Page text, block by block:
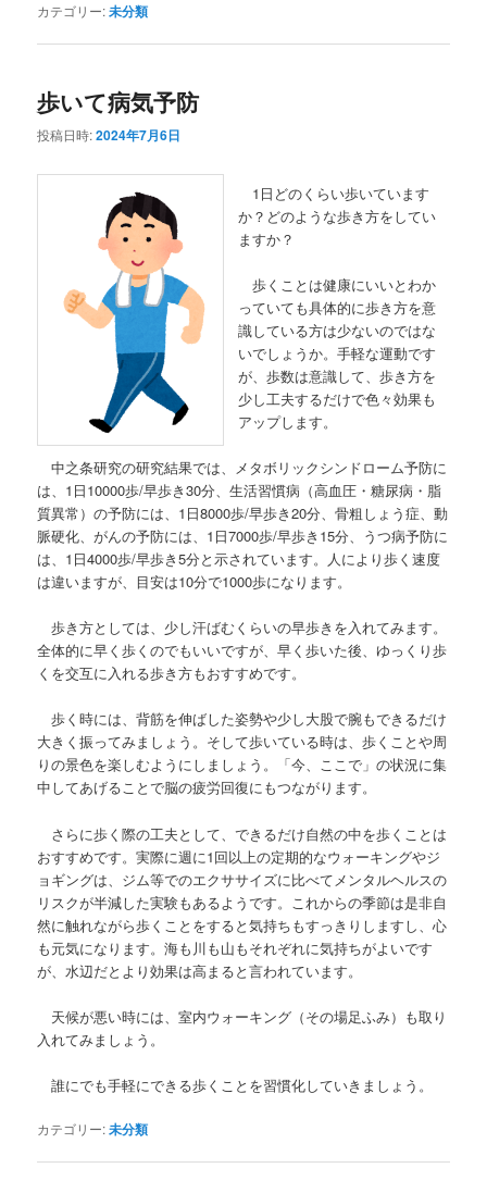
カテゴリー:未分類
歩いて病気予防
投稿日時:2024年7月6日
1日どのくらい歩いています
か？どのような歩き方をしてい
ますか？
歩くことは健康にいいとわか
っていても具体的に歩き方を意
識している方は少ないのではな
いでしょうか。手軽な運動です
が、歩数は意識して、歩き方を
少し工夫するだけで色々効果も
アップします。
中之条研究の研究結果では、メタボリックシンドローム予防に
は、1日10000歩/早歩き30分、生活習慣病（高血圧・糖尿病・脂
質異常）の予防には、1日8000歩/早歩き20分、骨粗しょう症、動
脈硬化、がんの予防には、1日7000歩/早歩き15分、うつ病予防に
は、1日4000歩/早歩き5分と示されています。人により歩く速度
は違いますが、目安は10分で1000歩になります。
歩き方としては、少し汗ばむくらいの早歩きを入れてみます。
全体的に早く歩くのでもいいですが、早く歩いた後、ゆっくり歩
くを交互に入れる歩き方もおすすめです。
歩く時には、背筋を伸ばした姿勢や少し大股で腕もできるだけ
大きく振ってみましょう。そして歩いている時は、歩くことや周
りの景色を楽しむようにしましょう。「今、ここで」の状況に集
中してあげることで脳の疲労回復にもつながります。
さらに歩く際の工夫として、できるだけ自然の中を歩くことは
おすすめです。実際に週に1回以上の定期的なウォーキングやジ
ョギングは、ジム等でのエクササイズに比べてメンタルヘルスの
リスクが半減した実験もあるようです。これからの季節は是非自
然に触れながら歩くことをすると気持ちもすっきりしますし、心
も元気になります。海も川も山もそれぞれに気持ちがよいです
が、水辺だとより効果は高まると言われています。
天候が悪い時には、室内ウォーキング（その場足ふみ）も取り
入れてみましょう。
誰にでも手軽にできる歩くことを習慣化していきましょう。
カテゴリー:未分類